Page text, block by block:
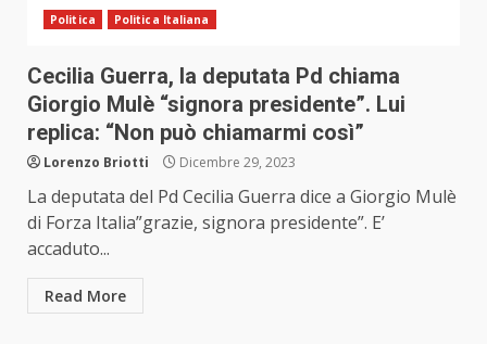
Politica Politica Italiana
Cecilia Guerra, la deputata Pd chiama
Giorgio Mulè “signora presidente”. Lui
replica: “Non può chiamarmi così”
Lorenzo Briotti Dicembre 29, 2023
La deputata del Pd Cecilia Guerra dice a Giorgio Mulè
di Forza Italia”grazie, signora presidente”. E’
accaduto...
Read More